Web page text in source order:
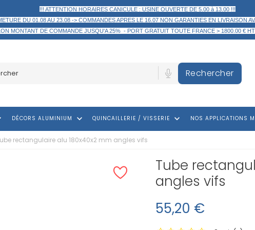
!!! ATTENTION HORAIRES CANICULE : USINE OUVERTE DE 5.00 à 13.00 !!!
DU 01.08 AU 23.08 -> COMMANDES APRES LE 16.07 NON GARANTIES EN LIVRAISON
MONTANT DE COMMANDE JUSQU'A 25% - PORT GRATUIT TOUTE FRANCE > 1800.00 €
Rechercher
DÉCORS ALUMINIUM keyboard_arrow_down QUINCAILLERIE / VISSERIE keyboard_arrow_down NOS APPLICATIONS
rectangulaire alu 180x40x2 mm angles vifs
Tube
angles vifs
55,20 €